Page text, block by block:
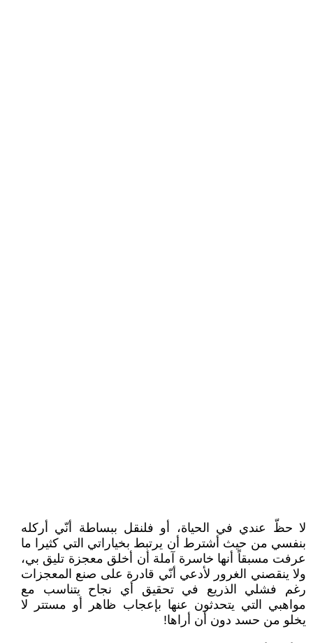
لا حظّ عندي في الحياة، أو فلنقل ببساطة أنّي أركله
بنفسي من حيث أشترط أن يرتبط بخياراتي التي كثيرا ما
عرفت مسبقاً أنها خاسرة آملة أن أخلق معجزة تليق بي،
ولا ينقصني الغرور لأدعي أنّي قادرة على صنع المعجزات
رغم فشلي الذريع في تحقيق أي نجاح يتناسب مع
مواهبي التي يتحدثون عنها بإعجاب ظاهر أو مستتر لا
يخلو من حسد دون أن أراها!